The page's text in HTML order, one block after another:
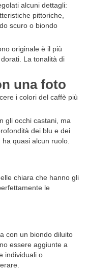
alcuni dettagli:
pittoriche,
scuro o biondo
originale è il più
La tonalità di
una foto
i colori del caffè più
gli occhi castani, ma
dei blu e dei
quasi alcun ruolo.
chiara che hanno gli
le
con un biondo diluito
essere aggiunte a
individuali o